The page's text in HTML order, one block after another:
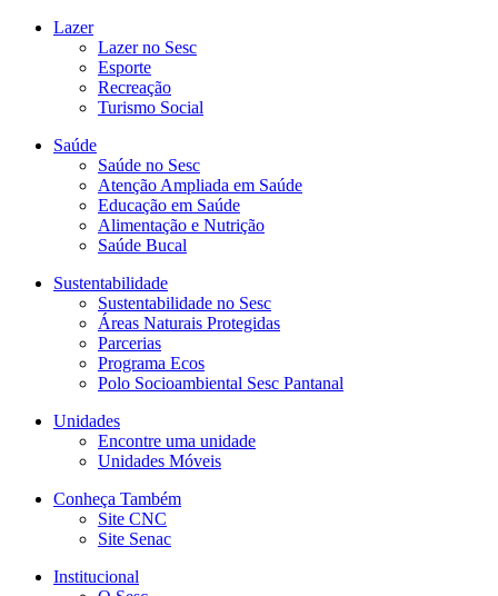
Lazer
Lazer no Sesc
Esporte
Recreação
Turismo Social
Saúde
Saúde no Sesc
Atenção Ampliada em Saúde
Educação em Saúde
Alimentação e Nutrição
Saúde Bucal
Sustentabilidade
Sustentabilidade no Sesc
Áreas Naturais Protegidas
Parcerias
Programa Ecos
Polo Socioambiental Sesc Pantanal
Unidades
Encontre uma unidade
Unidades Móveis
Conheça Também
Site CNC
Site Senac
Institucional